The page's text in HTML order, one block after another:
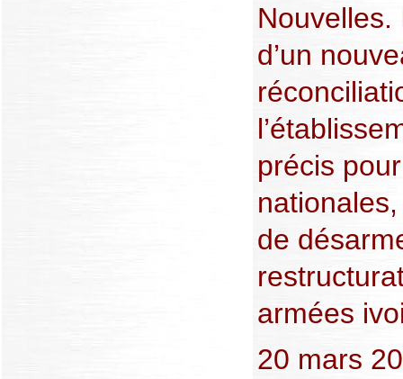
Nouvelles.
d’un
précis
de
armées
20 mars